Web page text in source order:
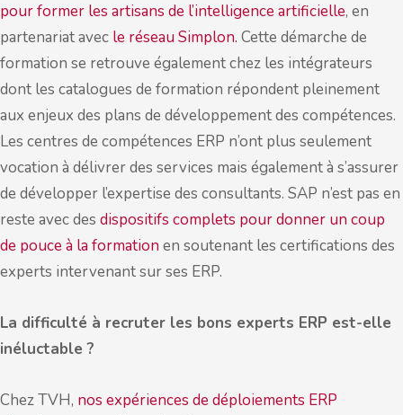
pour former les artisans de l’intelligence artificielle, en
partenariat avec le réseau Simplon. Cette démarche de
formation se retrouve également chez les intégrateurs
dont les catalogues de formation répondent pleinement
aux enjeux des plans de développement des compétences.
Les centres de compétences ERP n’ont plus seulement
vocation à délivrer des services mais également à s’assurer
de développer l’expertise des consultants. SAP n’est pas en
reste avec des dispositifs complets pour donner un coup
de pouce à la formation en soutenant les certifications des
experts intervenant sur ses ERP.
La difficulté à recruter les bons experts ERP est-elle
inéluctable ?
Chez TVH, nos expériences de déploiements ERP